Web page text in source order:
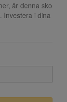
är denna sko
Investera i dina